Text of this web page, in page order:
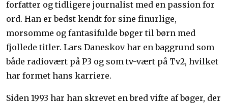
forfatter og tidligere journalist med en passion for
ord. Han er bedst kendt for sine finurlige,
morsomme og fantasifulde bøger til børn med
fjollede titler. Lars Daneskov har en baggrund som
både radiovært på P3 og som tv-vært på Tv2, hvilket
har formet hans karriere.
Siden 1993 har han skrevet en bred vifte af bøger, der